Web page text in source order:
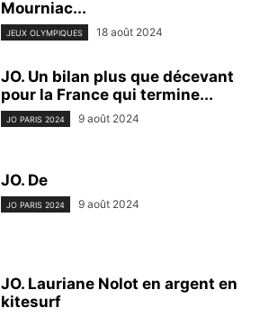
Mourniac...
JEUX OLYMPIQUES 18 août 2024
JO. Un bilan plus que décevant
pour la France qui termine...
JO PARIS 2024 9 août 2024
JO. De
JO PARIS 2024 9 août 2024
JO. Lauriane Nolot en argent en
kitesurf